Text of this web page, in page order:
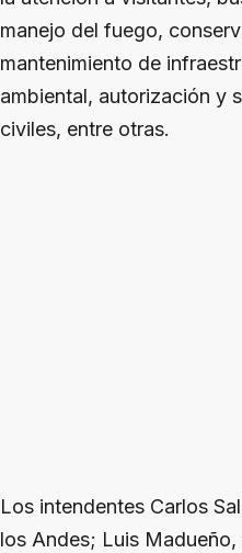
manejo del fuego,
mantenimiento de
ambiental, autorización y
civiles, entre otras.
Los intendentes Carlos
los Andes; Luis